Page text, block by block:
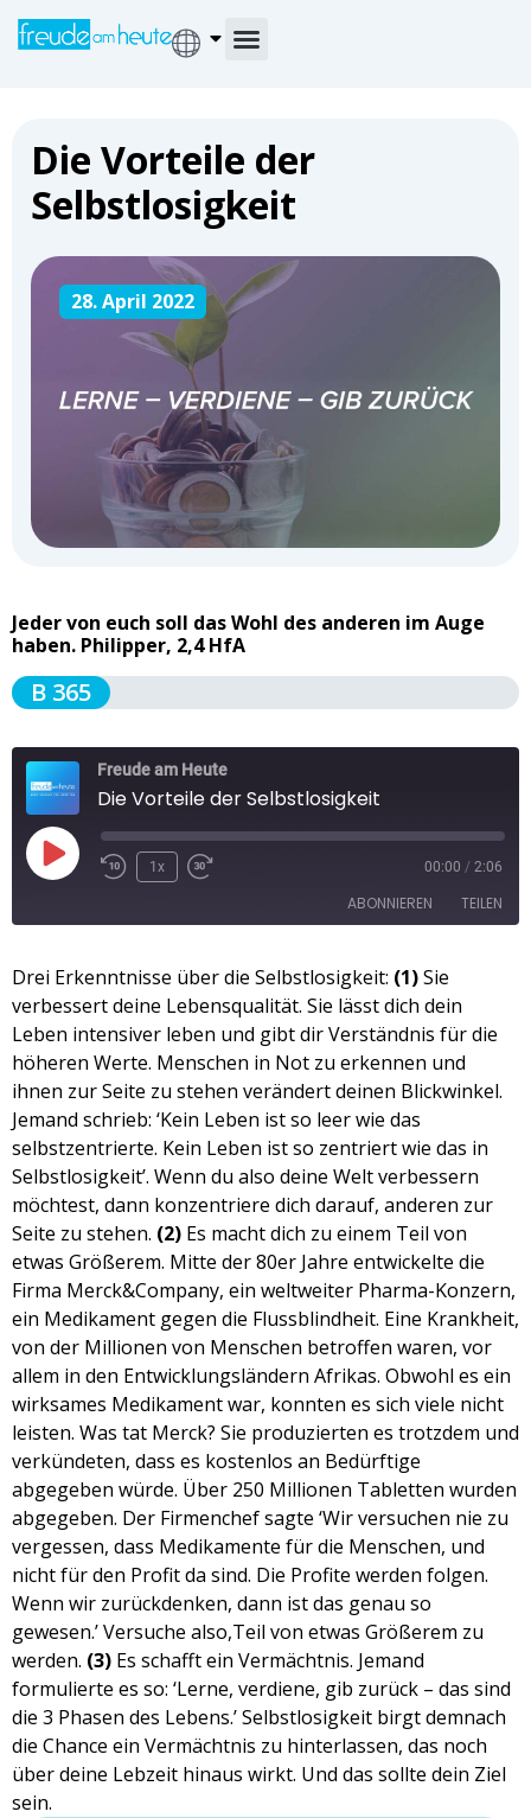
Die Vorteile der
Selbstlosigkeit
28. April 2022
Jeder von euch soll das Wohl des anderen im Auge
haben. Philipper, 2,4 HfA
B 365
Freude am Heute
Die Vorteile der Selbstlosigkeit
1x 00:00 / 2:06
ABONNIEREN TEILEN
Apple Podcasts Spotify
RSS FEED
TEILEN
LINK
EMBED
Drei Erkenntnisse über die Selbstlosigkeit: (1)Sie
verbessert deine Lebensqualität. Sie lässt dich dein
Leben intensiver leben und gibt dir Verständnis für die
höheren Werte. Menschen in Not zu erkennen und
ihnen zur Seite zu stehen verändert deinen Blickwinkel.
Jemand schrieb: ‘Kein Leben ist so leer wie das
selbstzentrierte. Kein Leben ist so zentriert wie das in
Selbstlosigkeit’. Wenn du also deine Welt verbessern
möchtest, dann konzentriere dich darauf, anderen zur
Seite zu stehen. (2) Es macht dich zu einem Teil von
etwas Größerem. Mitte der 80er Jahre entwickelte die
Firma Merck&Company, ein weltweiter Pharma-Konzern,
ein Medikament gegen die Flussblindheit. Eine Krankheit,
von der Millionen von Menschen betroffen waren, vor
allem in den Entwicklungsländern Afrikas. Obwohl es ein
wirksames Medikament war, konnten es sich viele nicht
leisten. Was tat Merck? Sie produzierten es trotzdem und
verkündeten, dass es kostenlos an Bedürftige
abgegeben würde. Über 250 Millionen Tabletten wurden
abgegeben. Der Firmenchef sagte ‘Wir versuchen nie zu
vergessen, dass Medikamente für die Menschen, und
nicht für den Profit da sind. Die Profite werden folgen.
Wenn wir zurückdenken, dann ist das genau so
gewesen.’ Versuche also,Teil von etwas Größerem zu
werden. (3) Es schafft ein Vermächtnis. Jemand
formulierte es so: ‘Lerne, verdiene, gib zurück – das sind
die 3 Phasen des Lebens.’ Selbstlosigkeit birgt demnach
die Chance ein Vermächtnis zu hinterlassen, das noch
über deine Lebzeit hinaus wirkt. Und das sollte dein Ziel
sein.